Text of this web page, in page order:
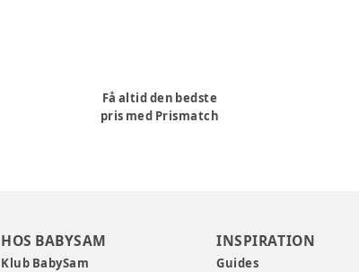
Få altid den bedste
pris med Prismatch
HOS BABYSAM
Klub BabySam
INSPIRATION
Guides